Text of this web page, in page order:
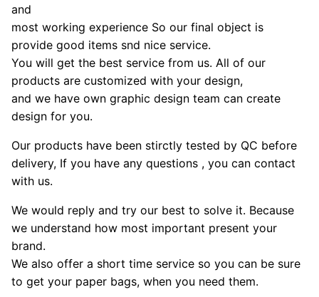
and
most working experience So our final object is
provide good items snd nice service.
You will get the best service from us. All of our
products are customized with your design,
and we have own graphic design team can create
design for you.
Our products have been stirctly tested by QC before
delivery, If you have any questions , you can contact
with us.
We would reply and try our best to solve it. Because
we understand how most important present your
brand.
We also offer a short time service so you can be sure
to get your paper bags, when you need them.